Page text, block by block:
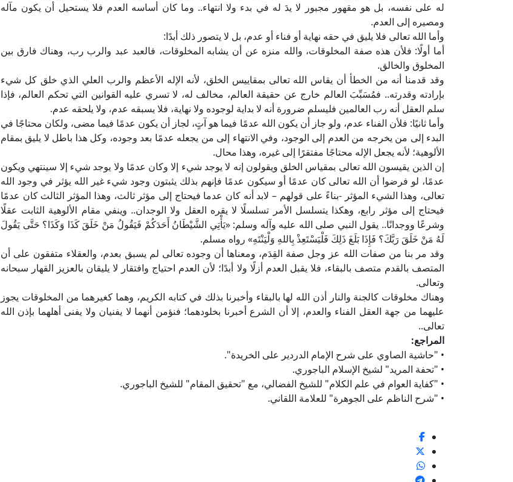
له على نفسه، بل هو مقهور مجبور لا يدَ له في بدء ولا انتهاء.. وما كان أساسه العدم فلا يستحيل أن يكون مآله
ومصيره إلى العدم.
وأما الله تعالى فلا يليق في حقه نهاية أو فناء أو عدم، بل لا يتصور ذلك أبدًا:
أما أولًا: فلأن هذه صفة المخلوقات، والله منزه عن أن يشابه المخلوقات، فالعبد عبد والرب رب، وهناك فارق بين
المخلوق والخالق.
وقد قدمنا أنه من الخطأ أن يقاس الله تعالى بمقاييس الخلق، لأنه الإله الأعظم والرب العلي الذي خلق كل شيء
بإرادته وقدرته.. فمُسَبِّبَ العالم خارج عن حقيقة العالم، مخالف له، لا تسري عليه القوانين التي تحكم العالم، فإذا
سلم العقل أنه رب العالمين فليسلم ضرورة أنه لا بداية لوجوده ولا نهاية، فلا يسبقه عدم، ولا يلحقه عدم.
وأما ثانيًا: فلأن الفناء عدم، ولو جاز أن يكون الله عدمًا فيما هو آتٍ، لجاز أن يكون عدمًا فيما مضى، ولكان محتاجًا في
البدء إلى من يخرجه من العدم إلى الوجود، وفي الانتهاء إلى من يجعله عدمًا بعد وجوده، وكل هذا باطل لا يليق بمقام
الألوهية؛ لأنه يجعل الإله محتاجًا مفتقرًا إلى غيره، وهذا محال.
إن الذين يقيسون الله تعالى بمقياس الخلق ويقولون إنه لا يوجد شيء إلا وكان عدمًا ولا يوجد شيء إلا سينتهي ويكون
عدمًا، لو فرضوا أن الله تعالى كان عدمًا أو سيكون عدمًا فإنهم بذلك يثبتون وجود شيء غير الله يؤثر في وجود الله
تعالى، وهذا الشيء المؤثر -بناءً على قولهم – لابد أنه كان عدما فيحتاج إلى مؤثر ثالث، وهذا المؤثر الثالث كان عدمًا
فيحتاج إلى مؤثر رابع، وهكذا يتسلسل الأمر تسلسلًا لا يقره العقل ولا الوجدان.. وينفي مقام الألوهية الثابت عقلًا
وشرعًا ووجدانًا.. يقول النبي صلى الله عليه وآله وسلم: «يَأْتِي الشَّيْطَانُ أَحَدَكُمْ فَيَقُولُ مَنْ خَلَقَ كَذَا وَكَذَا؟ حَتَّى يَقُولَ
لَهُ مَنْ خَلَقَ رَبَّكَ؟ فَإِذَا بَلَغَ ذَلِكَ فَلْيَسْتَعِذْ بِاللهِ وَلْيَنْتَهِ» رواه مسلم.
وقد مر بنا من صفات الله عز وجل صفة القِدَم، ومعناها أن وجوده تعالى لم يسبق بعدم، والعقلاء متفقون على أن
المتصف بالقدم متصف بالبقاء، فلا يقبل العدم أزلًا ولا أبدًا؛ لأن العدم احتياج وافتقار لا يليقان بالعزيز القهار سبحانه
وتعالى.
وهناك مخلوقات كالجنة والنار أذن الله لها بالبقاء وأخبرنا بذلك في كتابه الكريم، وهما كغيرهما من المخلوقات يجوز
عليهما من جهة العقل الفناء والعدم، إلا أن الشرع أخبرنا بخلودهما؛ فنؤمن أنهما لا يفنيان ولا يفنى أهلهما بإذن الله
تعالى..
المراجع:
• "حاشية الصاوي على شرح الإمام الدردير على الخريدة".
• "تحفة المريد" لشيخ الإسلام الباجوري.
• "كفاية العوام في علم الكلام" للشيخ الفضالي، مع "تحقيق المقام" للشيخ الباجوري.
• "شرح الناظم على الجوهرة" للعلامة اللقاني.